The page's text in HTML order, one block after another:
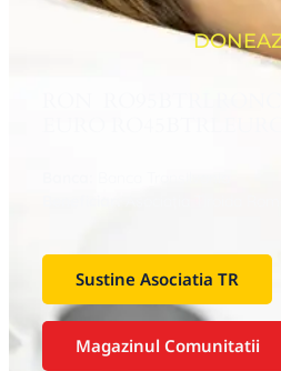
RON
EURO
Sustine Asociatia TR
Magazinul Comunitatii